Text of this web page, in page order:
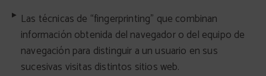
Las técnicas de “fingerprinting” que combinan
información obtenida del navegador o del equipo de
navegación para distinguir a un usuario en sus
sucesivas visitas distintos sitios web.